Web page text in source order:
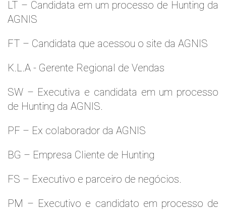
LT – Candidata em um processo de Hunting da
AGNIS
FT – Candidata que acessou o site da AGNIS
K.L.A - Gerente Regional de Vendas
SW – Executiva e candidata em um processo
de Hunting da AGNIS.
PF – Ex colaborador da AGNIS
BG – Empresa Cliente de Hunting
FS – Executivo e parceiro de negócios.
PM – Executivo e candidato em processo de